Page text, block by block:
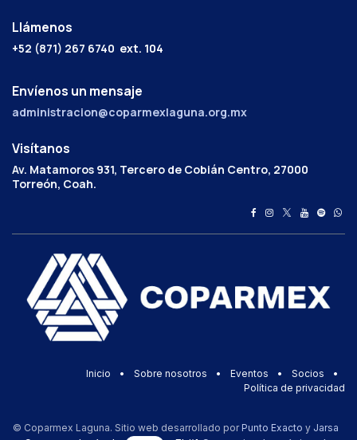
Llámenos
+52 (871) 267 6740 ext. 104
Envíenos un mensaje
administracion@coparmexlaguna.org.mx
Visítanos
Av. Matamoros 931, Tercero de Cobián Centro, 27000
Torreón, Coah.
Inicio • Sobre nosotros • Eventos • Socios
•
Política de privacidad
© Coparmex Laguna. Sitio web desarrollado por Punto Exacto y Jarsa